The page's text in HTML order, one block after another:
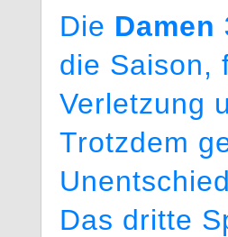
Die Damen
die Saison,
Verletzung
Trotzdem
Das dritte